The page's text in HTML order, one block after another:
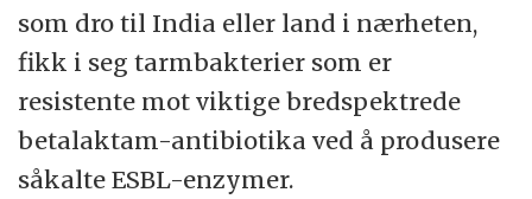
som dro til India eller land i nærheten,
fikk i seg tarmbakterier som er
resistente mot viktige bredspektrede
betalaktam-antibiotika ved å produsere
såkalte ESBL-enzymer.